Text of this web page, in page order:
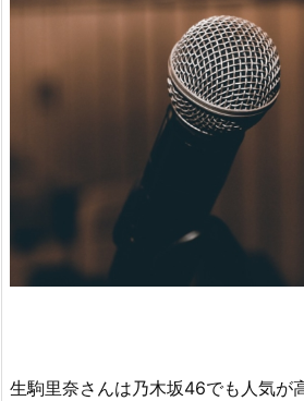
生駒里奈さんは乃木坂46でも人気が